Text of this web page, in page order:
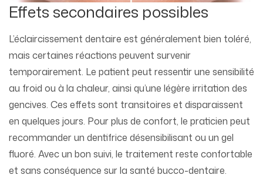
Effets secondaires possibles
L’éclaircissement dentaire est généralement bien toléré,
mais certaines réactions peuvent survenir
temporairement. Le patient peut ressentir une sensibilité
au froid ou à la chaleur, ainsi qu’une légère irritation des
gencives. Ces effets sont transitoires et disparaissent
en quelques jours. Pour plus de confort, le praticien peut
recommander un dentifrice désensibilisant ou un gel
fluoré. Avec un bon suivi, le traitement reste confortable
et sans conséquence sur la santé bucco-dentaire.